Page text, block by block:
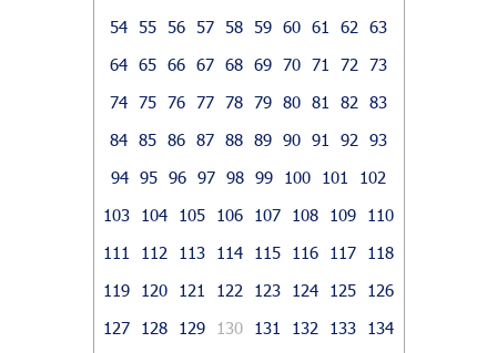
54 55 56 57 58 59 60 61 62
63
64 65 66 67 68 69 70 71 72
73
74 75 76 77 78 79 80 81 82
83
84 85 86 87 88 89 90 91 92
93
94 95 96 97 98 99 100 101
102
103
104 105 106 107 108 109
110
111
112 113 114 115 116 117
118
119
120 121 122 123 124 125
126
127
128 129 130 131 132 133
134